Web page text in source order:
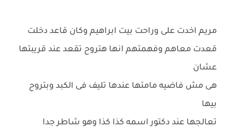
مريم اخدت على وراحت بيت ابراهيم وكان قاعد دخلت
قعدت معاهم وفهمتهم انها هتروح تقعد عند قريبتها
عشان
هى مش فاضيه مامتها عندها تليف فى الكبد وبتروح
بيها
تعالجها عند دكتور اسمه كذا كذا وهو شاطر جدا